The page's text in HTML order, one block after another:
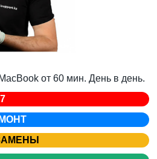
от 60 мин. День в день.